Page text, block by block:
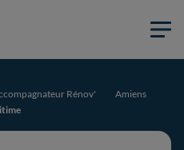
Rénov'
Amiens